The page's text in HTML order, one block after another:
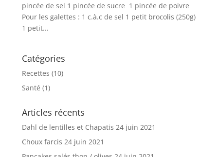
pincée de sel 1 pincée de sucre 1 pincée de poivre
Pour les galettes : 1 c.à.c de sel 1 petit brocolis (250g)
1 petit...
Catégories
Recettes (10)
Santé (1)
Articles récents
Dahl de lentilles et Chapatis 24 juin 2021
Choux farcis 24 juin 2021